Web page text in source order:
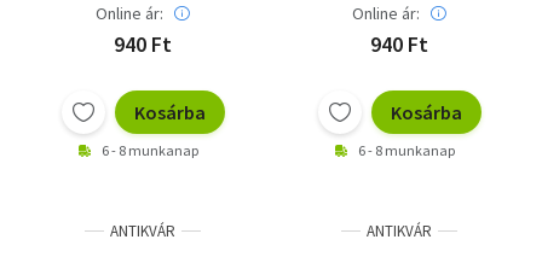
Online ár:
940 Ft
Kosárba
6 - 8 munkanap
Online ár:
940 Ft
Kosárba
6 - 8 munkanap
ANTIKVÁR ANTIKVÁR